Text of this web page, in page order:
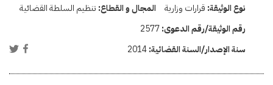
نوع الوثيقة: قرارات وزارية المجال و القطاع: تنظيم السلطة القضائية
رقم الوثيقة/رقم الدعوى:2577
سنة الإصدار/السنة القضائية:2014